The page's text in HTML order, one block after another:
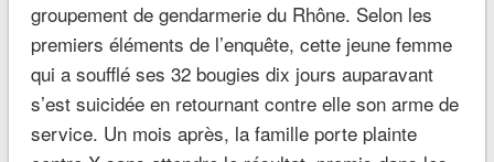
groupement de gendarmerie du Rhône. Selon les
premiers éléments de l’enquête, cette jeune femme
qui a soufflé ses 32 bougies dix jours auparavant
s’est suicidée en retournant contre elle son arme de
service. Un mois après, la famille porte plainte